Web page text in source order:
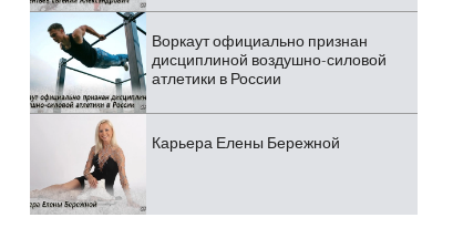
Воркаут официально признан
дисциплиной воздушно-силовой
атлетики в России
Карьера Елены Бережной